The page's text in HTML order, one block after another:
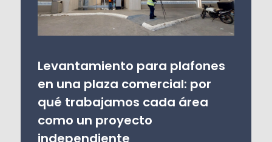
Levantamiento para plafones
en una plaza comercial: por
qué trabajamos cada área
como un proyecto
independiente